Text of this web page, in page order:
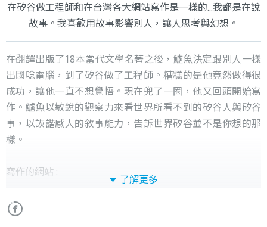
在矽谷做工程師和在台灣各大網站寫作是一樣的...我都是在說
故事。我喜歡用故事影響別人，讓人思考與幻想。
在翻譯出版了18本當代文學名著之後，鱸魚決定跟別人一樣
出國唸電腦，到了矽谷做了工程師。糟糕的是他竟然做得很
成功，讓他一直不想覺悟。現在兜了一圈，他又回頭開始寫
作。鱸魚以敏銳的觀察力來看世界所看不到的矽谷人與矽谷
事，以詼諧感人的敘事能力，告訴世界矽谷並不是你想的那
樣。
寫作的網站 :
方格子 https://vocus.cc/user/@bchorng?page=1&tab=new
數位時代 https://www.bnext.com.tw/author/3108
了解更多